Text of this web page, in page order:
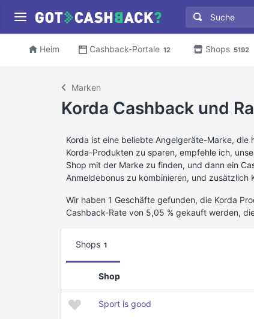
Heim Cashback-Portale 12 Shops 5192
Marken
Korda Cashback und
Korda ist eine beliebte Angelgeräte-Marke,
Korda-Produkten zu sparen, empfehle ich,
Shop mit der Marke zu finden, und dann ein
Anmeldebonus zu kombinieren, und
Wir haben 1 Geschäfte gefunden, die Korda
Cashback-Rate von 5,05 % gekauft werden,
Shops 1
Shop
Sport is good